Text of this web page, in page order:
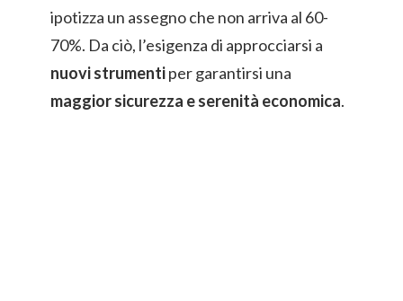
ipotizza un assegno che non arriva al 60-
70%. Da ciò, l’esigenza di approcciarsi a
nuovi strumentiper garantirsi una
maggior sicurezza e serenità economica.